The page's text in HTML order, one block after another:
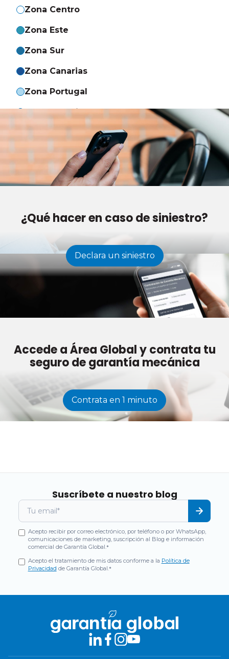
Zona Centro
Zona Este
Zona Sur
Zona Canarias
Zona Portugal
Telemarketing B2B y B2C
¿Qué hacer en caso de siniestro?
Declara un siniestro
Accede a Área Global y contrata tu
seguro de garantía mecánica
Contrata en 1 minuto
Suscríbete a nuestro blog
Acepto recibir por correo electrónico, por teléfono o por WhatsApp,
comunicaciones de marketing, suscripción al Blog e información
comercial de Garantía Global.*
Acepto el tratamiento de mis datos conforme a la Política de
Privacidad de Garantía Global.*